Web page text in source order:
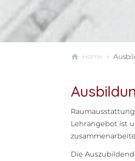
Home
Lehrangebot ist
Die